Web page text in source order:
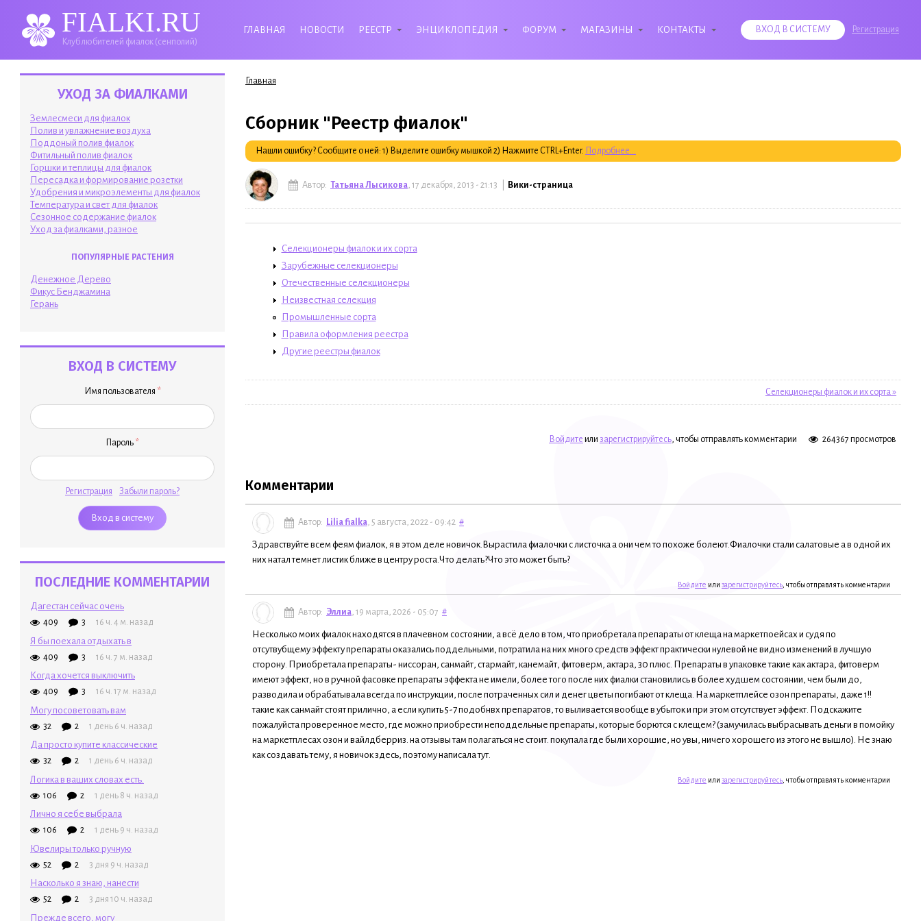
FIALKI.RU
Клуб любителей фиалок (сенполий)
ГЛАВНАЯ НОВОСТИ РЕЕСТР ЭНЦИКЛОПЕДИЯ ФОРУМ МАГАЗИНЫ КОНТАКТЫ ВХОД В СИСТЕМУ Регистрация
УХОД ЗА ФИАЛКАМИ
Землесмеси для фиалок
Полив и увлажнение воздуха
Поддоный полив фиалок
Фитильный полив фиалок
Горшки и теплицы для фиалок
Пересадка и формирование розетки
Удобрения и микроэлементы для фиалок
Температура и свет для фиалок
Сезонное содержание фиалок
Уход за фиалками, разное
ПОПУЛЯРНЫЕ РАСТЕНИЯ
Денежное Дерево
Фикус Бенджамина
Герань
ВХОД В СИСТЕМУ
Имя пользователя *
Пароль *
Регистрация Забыли пароль?
ПОСЛЕДНИЕ КОММЕНТАРИИ
Дагестан сейчас очень
409 3 16 ч. 4 м. назад
Я бы поехала отдыхать в
409 3 16 ч. 7 м. назад
Когда хочется выключить
409 3 16 ч. 17 м. назад
Могу посоветовать вам
32 2 1 день 6 ч. назад
Да просто купите классические
32 2 1 день 6 ч. назад
Логика в ваших словах есть.
106 2 1 день 8 ч. назад
Лично я себе выбрала
106 2 1 день 9 ч. назад
Ювелиры только ручную
52 2 3 дня 9 ч. назад
Насколько я знаю, нанести
52 2 3 дня 10 ч. назад
Прежде всего, могу
Вы здесь
Главная
Сборник "Реестр фиалок"
Нашли ошибку? Сообщите о ней: 1) Выделите ошибку мышкой 2) Нажмите CTRL+Enter. Подробнее...
Автор: Татьяна Лысикова , 17 декабря, 2013 - 21:13 | Вики-страница
Селекционеры фиалок и их сорта
Зарубежные селекционеры
Отечественные селекционеры
Неизвестная селекция
Промышленные сорта
Правила оформления реестра
Другие реестры фиалок
Селекционеры фиалок и их сорта »
Войдите или зарегистрируйтесь, чтобы отправлять комментарии 264367 просмотров
Комментарии
Автор: Lilia fialka, 5 августа, 2022 - 09:42 #
Здравствуйте всем феям фиалок, я в этом деле новичок.Вырастила фиалочки с листочка а они чем то похоже болеют.Фиалочки стали салатовые а в одной их
них натал темнет листик ближе в центру роста.Что делать?Что это может быть?
Войдите или зарегистрируйтесь , чтобы отправлять комментарии
Автор: Эллиа, 19 марта, 2026 - 05:07 #
Несколько моих фиалок находятся в плачевном состоянии, а всё дело в том, что приобретала препараты от клеща на маркетпоейсах и судя по
отсутвубщему эффекту препараты оказались поддельными, потратила на них много средств эффект практически нулевой не видно изменений в лучшую
сторону. Приобретала препараты- ниссоран, санмайт, стармайт, канемайт, фитоверм, актара, 30 плюс. Препараты в упаковке такие как актара, фитоверм
имеют эффект, но в ручной фасовке препараты эффекта не имели, более того после них фиалки становились в более худшем состоянии, чем были до,
разводила и обрабатывала всегда по инструкции, после потраченных сил и денег цветы погибают от клеща. На маркетплейсе озон препараты, даже 1!!
такие как санмайт стоят прилично, а если купить 5-7 подобнвх препаратов, то выливается вообще в убыток и при этом отсутствует эффект. Подскажите
пожалуйста проверенное место, где можно приобрести неподдельные препараты, которые борются с клещем? (замучилась выбрасывать деньги в помойку
на маркетплесах озон и вайлдберриз. на отзывы там полагаться не стоит. покупала где были хорошие, но увы, ничего хорошего из этого не вышло). Не знаю
как создавать тему, я новичок здесь, поэтому написала тут.
Войдите или зарегистрируйтесь , чтобы отправлять комментарии